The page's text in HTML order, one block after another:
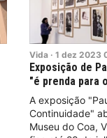
Vida · 1 dez 2023
Exposição de
"é prenda para
A exposição
Continuidade"
Museu do Coa,